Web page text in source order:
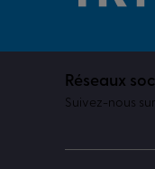
Réseaux
Suivez-nous